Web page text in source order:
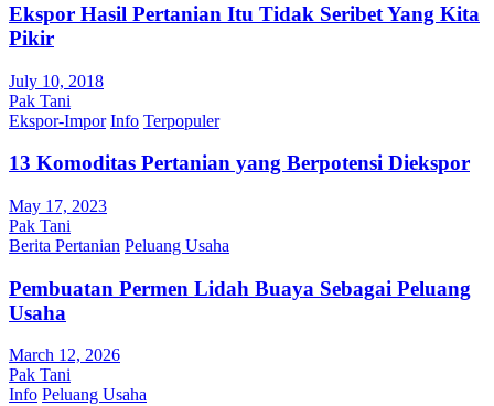
Ekspor Hasil Pertanian Itu Tidak Seribet Yang Kita
Pikir
July 10, 2018
Pak Tani
Ekspor-Impor Info Terpopuler
13 Komoditas Pertanian yang Berpotensi Diekspor
May 17, 2023
Pak Tani
Berita Pertanian Peluang Usaha
Pembuatan Permen Lidah Buaya Sebagai Peluang
Usaha
March 12, 2026
Pak Tani
Info Peluang Usaha